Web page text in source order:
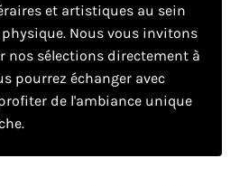
et artistiques au sein
Nous vous invitons
nos sélections directement à
pourrez échanger avec
de l'ambiance unique